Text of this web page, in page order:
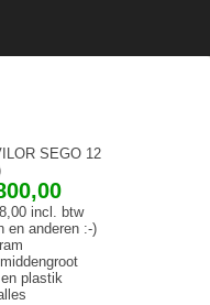
SEGO 12
incl. btw
en anderen :-)
plastik